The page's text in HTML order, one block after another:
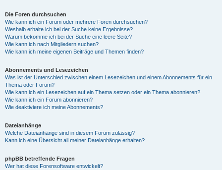
Die Foren durchsuchen
Wie kann ich ein Forum oder mehrere Foren durchsuchen?
Weshalb erhalte ich bei der Suche keine Ergebnisse?
Warum bekomme ich bei der Suche eine leere Seite?
Wie kann ich nach Mitgliedern suchen?
Wie kann ich meine eigenen Beiträge und Themen finden?
Abonnements und Lesezeichen
Was ist der Unterschied zwischen einem Lesezeichen und einem Abonnements für ein
Thema oder Forum?
Wie kann ich ein Lesezeichen auf ein Thema setzen oder ein Thema abonnieren?
Wie kann ich ein Forum abonnieren?
Wie deaktiviere ich meine Abonnements?
Dateianhänge
Welche Dateianhänge sind in diesem Forum zulässig?
Kann ich eine Übersicht all meiner Dateianhänge erhalten?
phpBB betreffende Fragen
Wer hat diese Forensoftware entwickelt?